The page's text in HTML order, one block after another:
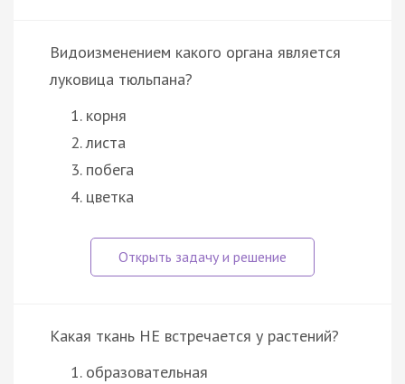
Видоизменением какого органа является
луковица тюльпана?
корня
листа
побега
цветка
Какая ткань НЕ встречается у растений?
образовательная